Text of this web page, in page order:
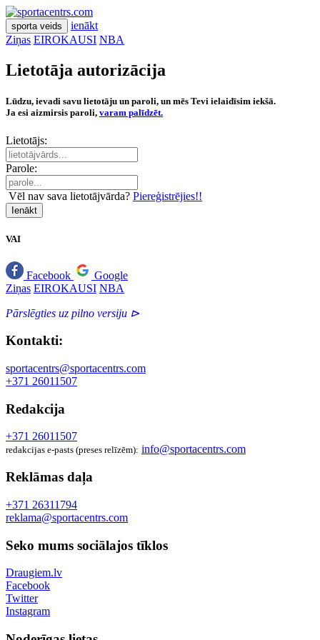
sporta veids
ienākt
Ziņas EIROKAUSI NBA
Lietotāja autorizācija
Lūdzu, ievadi savu lietotāju un paroli, un mēs Tevi ielaidīsim iekšā.
Ja esi aizmirsis paroli, varam palīdzēt.
Lietotājs:
Parole:
Vēl nav sava lietotājvārda? Piereģistrējies!!
Ienākt
VAI
Facebook
Google
Ziņas EIROKAUSI NBA
Pārslēgties uz pilno versiju ⊳
Kontakti:
sportacentrs@sportacentrs.com
+371 26011507
Redakcija
+371 26011507
redakcijas e-pasts (preses relīzēm): info@sportacentrs.com
Reklāmas daļa
+371 26311794
reklama@sportacentrs.com
Seko mums sociālajos tīklos
Draugiem.lv
Facebook
Twitter
Instagram